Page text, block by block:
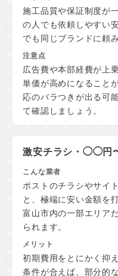
施工品質や保証制度が
の人でも依頼しやすい
でも同じブランドに頼
広告費や本部経費が上
単価が高めになること
応のバラつきが出る可
て確認しましょう。
激安チラシ・◯◯円
ポストのチラシやサイ
と、極端に安い金額を
富山市内の一部エリア
られます。
初期費用をとにかく抑
条件が合えば、部分的